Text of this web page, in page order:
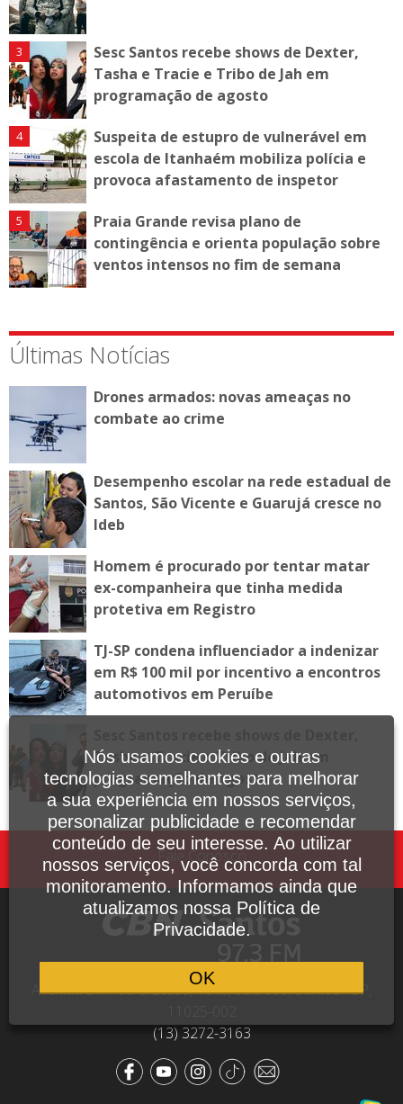
Sesc Santos recebe shows de Dexter,
Tasha e Tracie e Tribo de Jah em
programação de agosto
Suspeita de estupro de vulnerável em
escola de Itanhaém mobiliza polícia e
provoca afastamento de inspetor
Praia Grande revisa plano de
contingência e orienta população sobre
ventos intensos no fim de semana
Últimas Notícias
Drones armados: novas ameaças no
combate ao crime
Desempenho escolar na rede estadual de
Santos, São Vicente e Guarujá cresce no
Ideb
Homem é procurado por tentar matar
ex-companheira que tinha medida
protetiva em Registro
TJ-SP condena influenciador a indenizar
em R$ 100 mil por incentivo a encontros
automotivos em Peruíbe
Tasha e Tracie e Tribo de Jah em
programação de agosto
Fale Conosco
Avenida Dr. Pedro Lessa, 1640, sala 809, Santos - SP,
(13) 3272-3163
Nós usamos cookies e outras
tecnologias semelhantes para melhorar
a sua experiência em nossos serviços,
personalizar publicidade e recomendar
conteúdo de seu interesse. Ao utilizar
nossos serviços, você concorda com tal
monitoramento. Informamos ainda que
atualizamos nossa Política de
Privacidade.
OK